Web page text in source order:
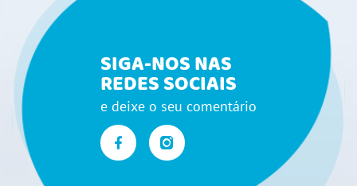
SIGA-NOS NAS
REDES SOCIAIS
e deixe o seu comentário